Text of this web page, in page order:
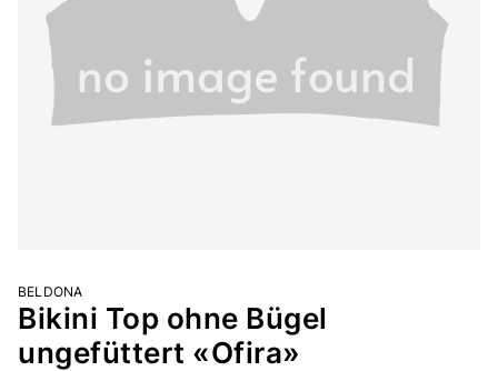
BELDONA
Bikini Top ohne Bügel
ungefüttert «Ofira»